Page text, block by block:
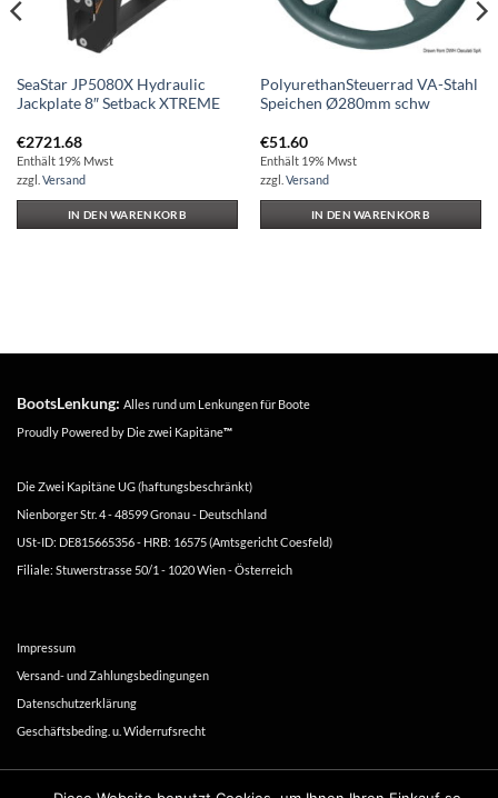
SeaStar JP5080X Hydraulic
Jackplate 8″ Setback XTREME
€2721.68
Enthält 19% Mwst
zzgl. Versand
IN DEN WARENKORB
PolyurethanSteuerrad VA-Stahl
Speichen Ø280mm schw
€51.60
Enthält 19% Mwst
zzgl. Versand
IN DEN WARENKORB
BootsLenkung: Alles rund um Lenkungen für Boote
Proudly Powered by Die zwei Kapitäne™
Die Zwei Kapitäne UG (haftungsbeschränkt)
Nienborger Str. 4 - 48599 Gronau - Deutschland
USt-ID: DE815665356 - HRB: 16575 (Amtsgericht Coesfeld)
Filiale: Stuwerstrasse 50/1 - 1020 Wien - Österreich
Impressum
Versand- und Zahlungsbedingungen
Datenschutzerklärung
Geschäftsbeding. u. Widerrufsrecht
Copyright 2016-2026 © Die zwei Kapitäne